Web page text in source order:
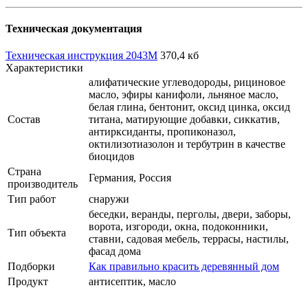
Техническая документация
Техническая инструкция 2043M 370,4 кб
Характеристики
Состав
алифатические углеводороды, рициновое
масло, эфиры канифоли, льняное масло,
белая глина, бентонит, оксид цинка, оксид
титана, матирующие добавки, сиккатив,
антирксиданты, пропиконазол,
октилизотиазолон и тербутрин в качестве
биоцидов
Страна
производитель
Германия, Россия
Тип работ
снаружи
Тип объекта
беседки, веранды, перголы, двери, заборы,
ворота, изгороди, окна, подоконники,
ставни, садовая мебель, террасы, настилы,
фасад дома
Подборки
Как правильно красить деревянный дом
Продукт
антисептик, масло